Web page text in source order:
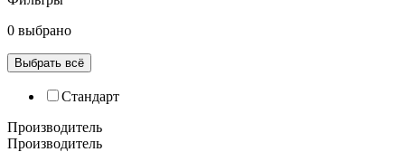
0 выбрано
Выбрать всё
Cтандарт
Производитель
Производитель